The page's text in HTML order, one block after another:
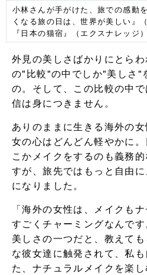
小林さんが手がけた、旅での感動
くなる旅の日は、世界が美しい』
『日本の猫宿』（エクスナレッジ）
外見の美しさばかりにとら
の"比較"の中でしか"美しさ"
の。そして、この比較の中
信は身につきません。
ありのままに生きる海外の
女の心はどんどん軽やかに
こかメイクをするのも義務
すが、旅先ではもっと自由
になりました。
「海外の女性は、メイクも
すごくチャーミングなんで
美しさの一つだと、教えて
な彼女達に触発されて、私
た、ナチュラルメイクを楽し